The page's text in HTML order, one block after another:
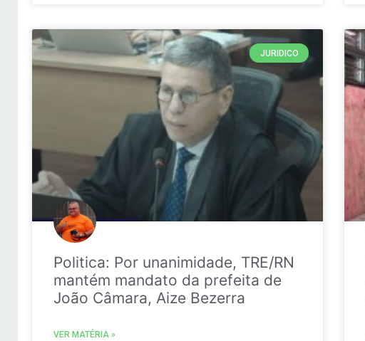
JURIDICO
Politica: Por unanimidade, TRE/RN
mantém mandato da prefeita de
João Câmara, Aize Bezerra
VER MATÉRIA »